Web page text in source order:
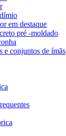
em destaque
pré -moldado
e conjuntos de ímãs